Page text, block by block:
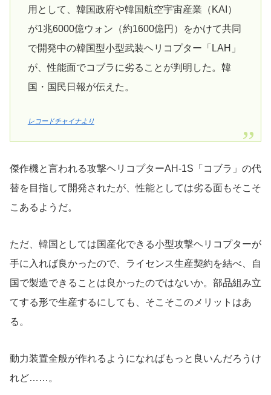
用として、韓国政府や韓国航空宇宙産業（KAI）
が1兆6000億ウォン（約1600億円）をかけて共同
で開発中の韓国型小型武装ヘリコプター「LAH」
が、性能面でコブラに劣ることが判明した。韓
国・国民日報が伝えた。
レコードチャイナより
傑作機と言われる攻撃ヘリコプターAH-1S「コブラ」の代
替を目指して開発されたが、性能としては劣る面もそこそ
こあるようだ。
ただ、韓国としては国産化できる小型攻撃ヘリコプターが
手に入れば良かったので、ライセンス生産契約を結べ、自
国で製造できることは良かったのではないか。部品組み立
てする形で生産するにしても、そこそこのメリットはあ
る。
動力装置全般が作れるようになればもっと良いんだろうけ
れど……。